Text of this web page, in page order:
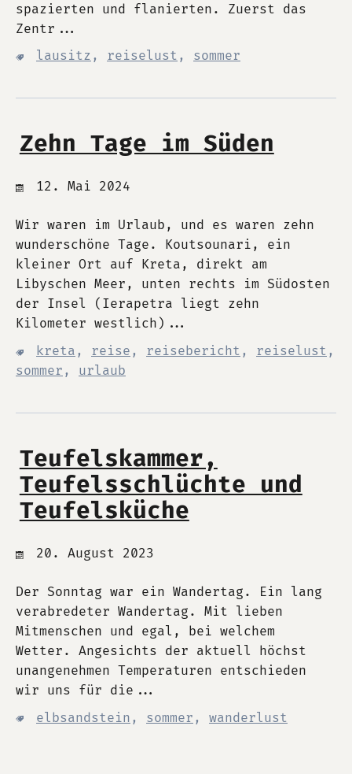
spazierten und flanierten. Zuerst das
Zentr...
lausitz , reiselust , sommer
Zehn Tage im Süden
12. Mai 2024
Wir waren im Urlaub, und es waren zehn
wunderschöne Tage. Koutsounari, ein
kleiner Ort auf Kreta, direkt am
Libyschen Meer, unten rechts im Südosten
der Insel (Ierapetra liegt zehn
Kilometer westlich)...
kreta , reise , reisebericht , reiselust ,
sommer , urlaub
Teufelskammer,
Teufelsschlüchte und
Teufelsküche
20. August 2023
Der Sonntag war ein Wandertag. Ein lang
verabredeter Wandertag. Mit lieben
Mitmenschen und egal, bei welchem
Wetter. Angesichts der aktuell höchst
unangenehmen Temperaturen entschieden
wir uns für die...
elbsandstein , sommer , wanderlust